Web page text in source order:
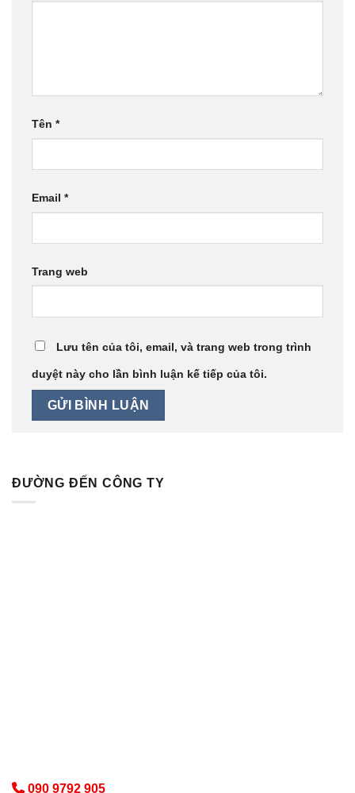
Tên *
Email *
Trang web
Lưu tên của tôi, email, và trang web trong trình
duyệt này cho lần bình luận kế tiếp của tôi.
ĐƯỜNG ĐẾN CÔNG TY
090 9792 905